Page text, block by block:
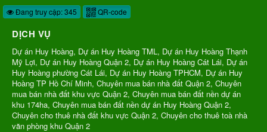
Đang truy cập: 345 QR-code
DỊCH VỤ
Dự án Huy Hoàng, Dự án Huy Hoàng TML, Dự án Huy Hoàng Thạnh
Mỹ Lợi, Dự án Huy Hoàng Quận 2, Dự án Huy Hoàng Cát Lái, Dự án
Huy Hoàng phường Cát Lái, Dự án Huy Hoàng TPHCM, Dự án Huy
Hoàng TP Hồ Chí Minh, Chuyên mua bán nhà đất Quận 2, Chuyên
mua bán nhà đất khu vực Quận 2, Chuyên mua bán đất nền dự án
khu 174ha, Chuyên mua bán đất nền dự án Huy Hoàng Quận 2,
Chuyên cho thuê nhà đất khu vực Quận 2, Chuyên cho thuê toà nhà
văn phòng khu Quận 2